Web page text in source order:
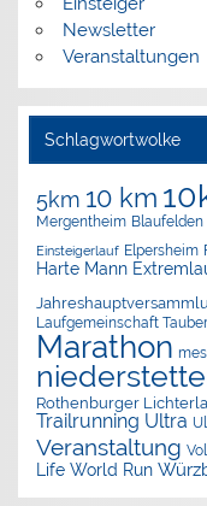
Newsletter
Veranstaltungen
Schlagwortwolke
5km 10 km
Mergentheim Blaufelden
Einsteigerlauf Elpersheim
Harte Mann
Laufgemeinschaft
Marathon
Rothenburger
Trailrunning Ultra
Veranstaltung
Life World Run